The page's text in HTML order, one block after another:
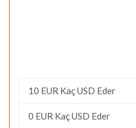
10 EUR Kaç USD Eder
0 EUR Kaç USD Eder